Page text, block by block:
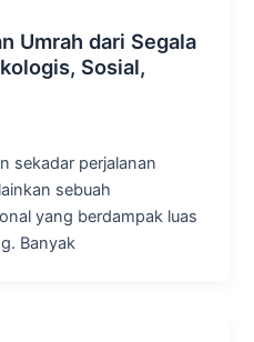
Umrah dari Segala
Sosial,
sekadar perjalanan
sebuah
yang berdampak luas
Banyak